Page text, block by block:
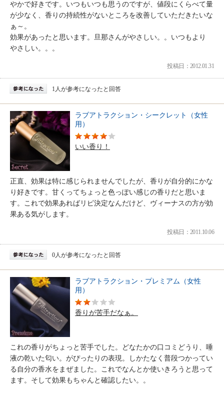
やかで好きです。いつもいつも思うのですが、値段にくらべて量
が少なく、香りの持続性がないところを改善していただきたいな
ぁ～。
効果があったと思います。旦那さんがやさしい。。いつもより
やさしい。。。
投稿日：2012.01.31
1人が参考になったと回答
ラブアトラクション・シークレット（女性
用）
いい香り！
正直、効果は特に感じられませんでしたが、香りが自分的にかな
り好きです。甘くってちょっと色っぽい感じの香りだと思いま
す。これで効果あればリピ決定なんだけど、ヴィーナスの方が効
果ある気がします。
投稿日：2011.10.06
0人が参考になったと回答
ラブアトラクション・プレミアム（女性
用）
香りが苦手だなぁ。
これの香りがちょっと苦手でした。どなたかの口コミどうり、唾
液の乾いた匂い。がぴったりの表現。しかたなく普段つかってい
る自分の香水をまぜました。これでなんとか使いきろうと思って
ます。そして効果もちゃんと確認したい。。